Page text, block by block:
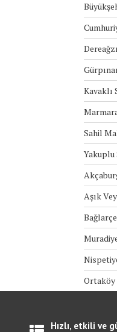
Kavaklı
Sahil
Yakuplu
Aşık
Ortaköy
Hızlı, etkili ve